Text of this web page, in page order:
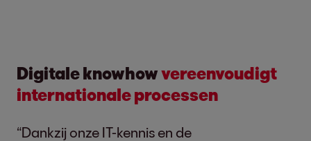
Digitale knowhowvereenvoudigt
internationale processen
“Dankzij onze IT-kennis en de